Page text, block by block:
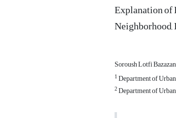
Explanation of
Soroush Lotfi Bazazan
1Department of
2Department of